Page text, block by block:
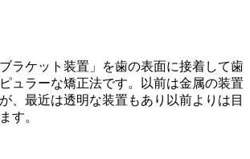
ラケット装置」を歯の表面に接着して歯
ュラーな矯正法です。以前は金属の装置
、最近は透明な装置もあり以前よりは目
す。